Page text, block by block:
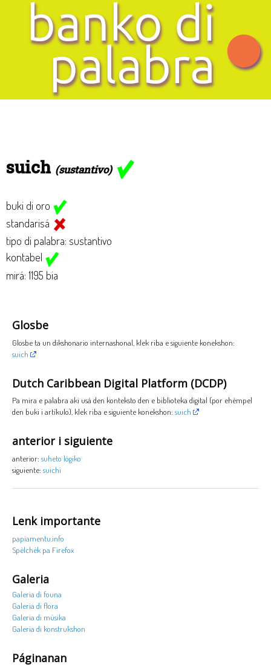
suich (sustantivo)
buki di oro
standarisá
tipo di palabra: sustantivo
kontabel
mirá: 1195 bia
Glosbe
Glosbe ta un dikshonario internashonal, klek riba e siguiente konekshon:
suich
Dutch Caribbean Digital Platform (DCDP)
Pa mira e palabra aki usá den konteksto den e biblioteka digital (por ehèmpel
den buki i artíkulo), klek riba e siguiente konekshon: suich
anterior i siguiente
anterior: suheto lógiko
siguiente: suichi
Lenk importante
papiamentu.info
Spèlchèk pa Firefox
Galeria
Galeria di founa
Galeria di flora
Galeria di músika
Galeria di konstrukshon
Páginanan